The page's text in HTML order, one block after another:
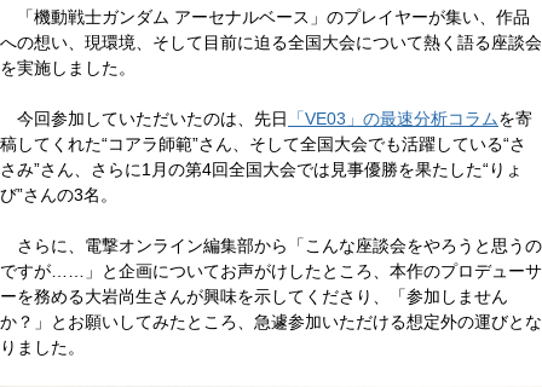
「機動戦士ガンダム アーセナルベース」のプレイヤーが集い、作品
への想い、現環境、そして目前に迫る全国大会について熱く語る座談会
を実施しました。
今回参加していただいたのは、先日 「VE03」の最速分析コラムを寄
稿してくれた“コアラ師範”さん、そして全国大会でも活躍している“さ
さみ”さん、さらに1月の第4回全国大会では見事優勝を果たした“りょ
び”さんの3名。
さらに、電撃オンライン編集部から「こんな座談会をやろうと思うの
ですが……」と企画についてお声がけしたところ、本作のプロデューサ
ーを務める大岩尚生さんが興味を示してくださり、「参加しません
か？」とお願いしてみたところ、急遽参加いただける想定外の運びとな
りました。